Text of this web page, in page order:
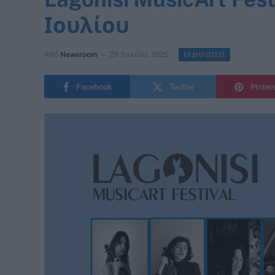
Ιουλίου
Από Newsroom 29 Ιουνίου, 2025 ΕΚΔΗΛΩΣΕΙΣ
Facebook Twitter